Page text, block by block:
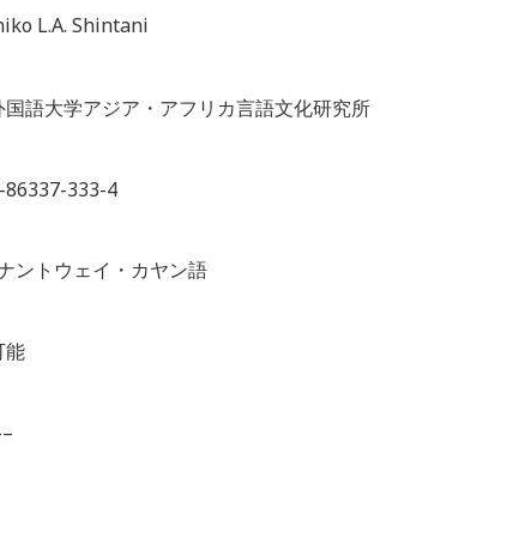
L.A. Shintani
国語大学アジア・アフリカ言語文化研究所
86337-333-4
ントウェイ・カヤン語
能